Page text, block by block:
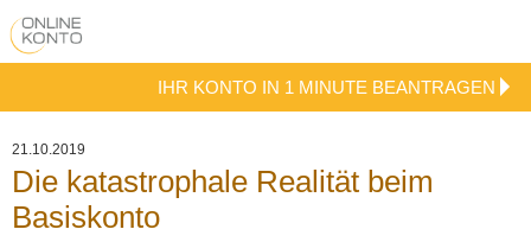
IHR KONTO IN 1 MINUTE BEANTRAGEN
21.10.2019
Die katastrophale Realität beim
Basiskonto